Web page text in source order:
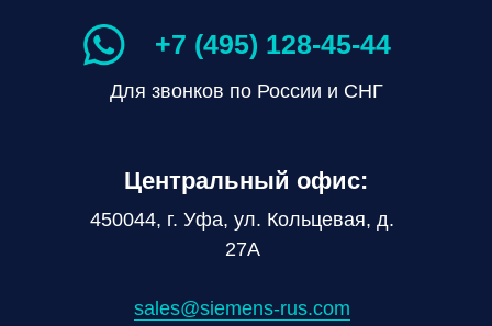
Для звонков по России и СНГ
+7 (495) 128-45-44
450044, г. Уфа, ул. Кольцевая, д.
27А
sales@siemens-rus.com
Центральный офис: